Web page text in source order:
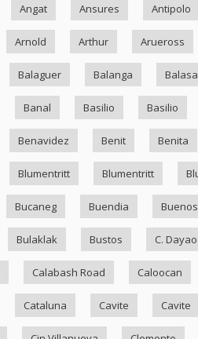
Angat Ansures Antipolo
Arnold Arthur Arueross
Balaguer Balanga
Banal Basilio Basilio
Benavidez Benit Benita
Blumentritt Blumentritt
Bucaneg Buendia
Bulaklak Bustos C. Dayao
Calabash Road Caloocan
Cataluna Cavite Cavite